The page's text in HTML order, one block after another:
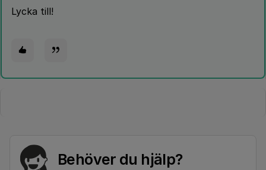
Lycka till!
Behöver du hjälp?